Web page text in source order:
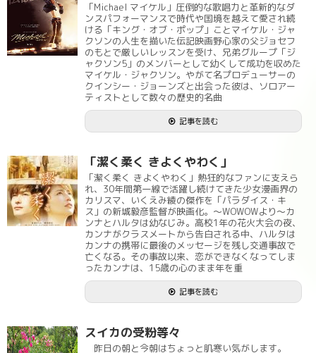
「Michael マイケル」圧倒的な歌唱力と革新的なダ
ンスパフォーマンスで時代や国境を越えて愛され続
ける「キング・オブ・ポップ」ことマイケル・ジャ
クソンの人生を描いた伝記映画野心家の父ジョセフ
のもとで厳しいレッスンを受け、兄弟グループ「ジ
ャクソン5」のメンバーとして幼くして成功を収めた
マイケル・ジャクソン。やがて名プロデューサーの
クインシー・ジョーンズと出会った彼は、ソロアー
ティストとして数々の歴史的名曲
記事を読む
「潔く柔く きよくやわく」
「潔く柔く きよくやわく」熱狂的なファンに支えら
れ、30年間第一線で活躍し続けてきた少女漫画界の
カリスマ、いくえみ綾の傑作を「パラダイス・キ
ス」の新城毅彦監督が映画化。～WOWOWより～カ
ンナとハルタは幼なじみ。高校1年の花火大会の夜、
カンナがクラスメートから告白される中、ハルタは
カンナの携帯に最後のメッセージを残し交通事故で
亡くなる。その事故以来、恋ができなくなってしま
ったカンナは、15歳の心のまま年を重
記事を読む
スイカの受粉等々
昨日の朝と今朝はちょっと肌寒い気がします。